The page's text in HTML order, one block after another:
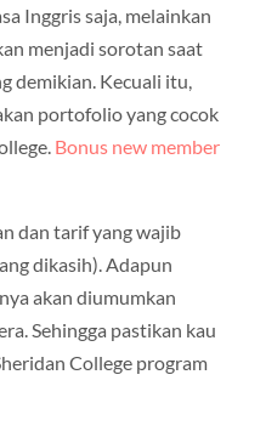
Inggris saja, melainkan
menjadi sorotan saat
demikian. Kecuali itu,
portofolio yang cocok
Bonus new member
dan tarif yang wajib
dikasih). Adapun
akan diumumkan
Sehingga pastikan kau
College program